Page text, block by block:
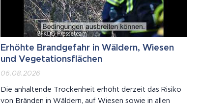
Erhöhte Brandgefahr in Wäldern, Wiesen
und Vegetationsflächen
06.08.2026
Die anhaltende Trockenheit erhöht derzeit das Risiko
von Bränden in Wäldern, auf Wiesen sowie in allen